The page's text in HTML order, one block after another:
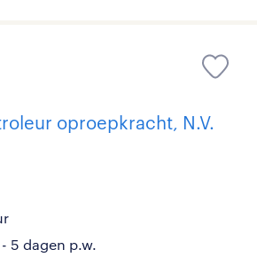
oproepkracht, N.V.
5 dagen p.w.